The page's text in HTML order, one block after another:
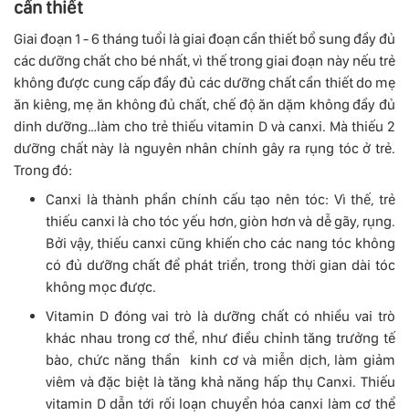
cần thiết
Giai đoạn 1 - 6 tháng tuổi là giai đoạn cần thiết bổ sung đầy đủ
các dưỡng chất cho bé nhất, vì thế trong giai đoạn này nếu trẻ
không được cung cấp đầy đủ các dưỡng chất cần thiết do mẹ
ăn kiêng, mẹ ăn không đủ chất, chế độ ăn dặm không đầy đủ
dinh dưỡng…làm cho trẻ thiếu vitamin D và canxi. Mà thiếu 2
dưỡng chất này là nguyên nhân chính gây ra rụng tóc ở trẻ.
Trong đó:
Canxi là thành phần chính cấu tạo nên tóc: Vì thế, trẻ
thiếu canxi là cho tóc yếu hơn, giòn hơn và dễ gãy, rụng.
Bởi vậy, thiếu canxi cũng khiến cho các nang tóc không
có đủ dưỡng chất để phát triển, trong thời gian dài tóc
không mọc được.
Vitamin D đóng vai trò là dưỡng chất có nhiều vai trò
khác nhau trong cơ thể, như điều chỉnh tăng trưởng tế
bào, chức năng thần kinh cơ và miễn dịch, làm giảm
viêm và đặc biệt là tăng khả năng hấp thụ Canxi. Thiếu
vitamin D dẫn tới rối loạn chuyển hóa canxi làm cơ thể